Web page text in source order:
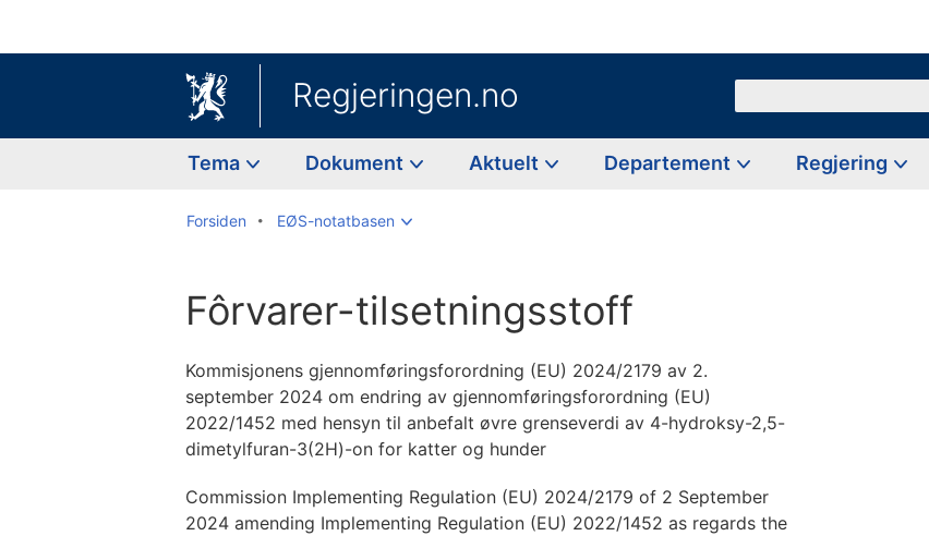
Regjeringen.no
Tema Dokument Aktuelt Departement Regjering
Forsiden EØS-notatbasen
Fôrvarer-tilsetningsstoff
Kommisjonens gjennomføringsforordning (EU) 2024/2179 av 2.
september 2024 om endring av gjennomføringsforordning (EU)
2022/1452 med hensyn til anbefalt øvre grenseverdi av 4-hydroksy-2,5-
dimetylfuran-3(2H)-on for katter og hunder
Commission Implementing Regulation (EU) 2024/2179 of 2 September
2024 amending Implementing Regulation (EU) 2022/1452 as regards the